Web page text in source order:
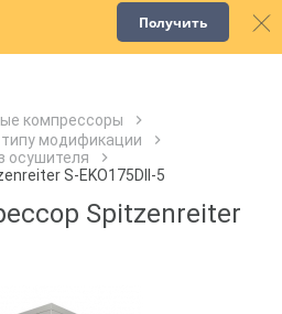
Получить
компрессоры
модификации
осушителя
S-EKO175DII-5
Spitzenreiter